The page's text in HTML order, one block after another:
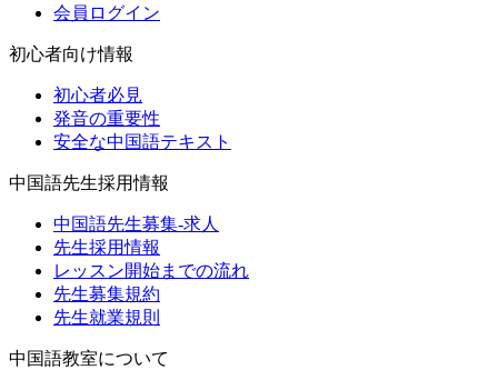
会員ログイン
初心者向け情報
初心者必見
発音の重要性
安全な中国語テキスト
中国語先生採用情報
中国語先生募集-求人
先生採用情報
レッスン開始までの流れ
先生募集規約
先生就業規則
中国語教室について